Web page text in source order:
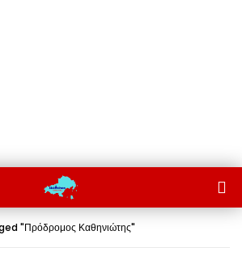
"Πρόδρομος Καθηνιώτης"